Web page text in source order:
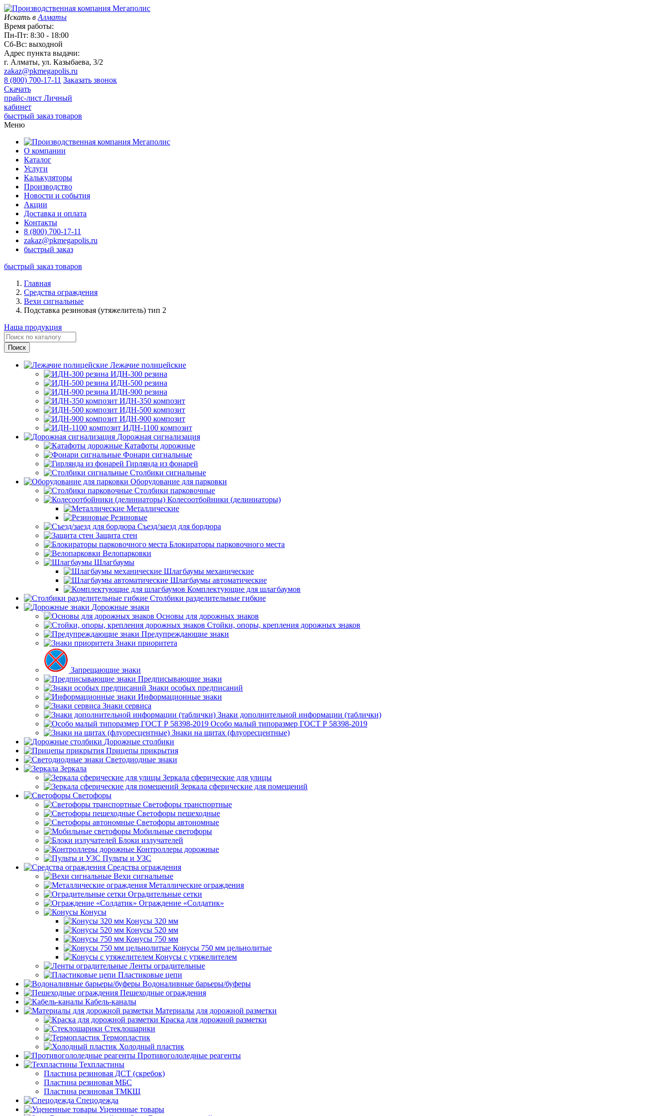
Искать в Алматы
Время работы:
Пн-Пт: 8:30 - 18:00
Сб-Вс: выходной
Адрес пункта выдачи:
г. Алматы, ул. Казыбаева, 3/2
zakaz@pkmegapolis.ru
8 (800) 700-17-11 Заказать звонок
Скачать
прайс-лист Личный
кабинет
быстрый заказ товаров
Меню
О компании
Каталог
Услуги
Калькуляторы
Производство
Новости и события
Акции
Доставка и оплата
Контакты
8 (800) 700-17-11
zakaz@pkmegapolis.ru
быстрый заказ
быстрый заказ товаров
Главная
Средства ограждения
Вехи сигнальные
Подставка резиновая (утяжелитель) тип 2
Наша продукция
Лежачие полицейские
ИДН-300 резина
ИДН-500 резина
ИДН-900 резина
ИДН-350 композит
ИДН-500 композит
ИДН-900 композит
ИДН-1100 композит
Дорожная сигнализация
Катафоты дорожные
Фонари сигнальные
Гирлянда из фонарей
Столбики сигнальные
Оборудование для парковки
Столбики парковочные
Колесоотбойники (делиниаторы)
Металлические
Резиновые
Съезд/заезд для бордюра
Защита стен
Блокираторы парковочного места
Велопарковки
Шлагбаумы
Шлагбаумы механические
Шлагбаумы автоматические
Комплектующие для шлагбаумов
Столбики разделительные гибкие
Дорожные знаки
Основы для дорожных знаков
Стойки, опоры, крепления дорожных знаков
Предупреждающие знаки
Знаки приоритета
Запрещающие знаки
Предписывающие знаки
Знаки особых предписаний
Информационные знаки
Знаки сервиса
Знаки дополнительной информации (таблички)
Особо малый типоразмер ГОСТ Р 58398-2019
Знаки на щитах (флуоресцентные)
Дорожные столбики
Прицепы прикрытия
Светодиодные знаки
Зеркала
Зеркала сферические для улицы
Зеркала сферические для помещений
Светофоры
Светофоры транспортные
Светофоры пешеходные
Светофоры автономные
Мобильные светофоры
Блоки излучателей
Контроллеры дорожные
Пульты и УЗС
Средства ограждения
Вехи сигнальные
Металлические ограждения
Оградительные сетки
Ограждение «Солдатик»
Конусы
Конусы 320 мм
Конусы 520 мм
Конусы 750 мм
Конусы 750 мм цельнолитые
Конусы с утяжелителем
Ленты оградительные
Пластиковые цепи
Водоналивные барьеры/буферы
Пешеходные ограждения
Кабель-каналы
Материалы для дорожной разметки
Краска для дорожной разметки
Стеклошарики
Термопластик
Холодный пластик
Противогололедные реагенты
Техпластины
Пластина резиновая ДСТ (скребок)
Пластина резиновая МБС
Пластина резиновая ТМКЩ
Спецодежда
Уцененные товары